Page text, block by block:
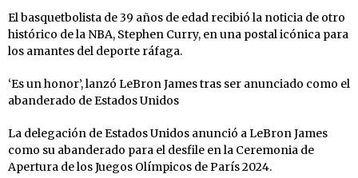
El basquetbolista de 39 años de edad recibió la noticia de otro
histórico de la NBA, Stephen Curry, en una postal icónica para
los amantes del deporte ráfaga.
‘Es un honor’, lanzó LeBron James tras ser anunciado como el
abanderado de Estados Unidos
La delegación de Estados Unidos anunció a LeBron James
como su abanderado para el desfile en la Ceremonia de
Apertura de los Juegos Olímpicos de París 2024.